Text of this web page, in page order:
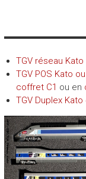
TGV réseau
TGV POS Kato
coffret C1 ou en
TGV Duplex